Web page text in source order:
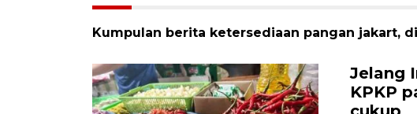
Kumpulan berita ketersediaan pangan jakart,
Jelang
KPKP